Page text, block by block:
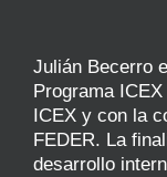
Julián Becerro
Programa
ICEX y con la
FEDER. La
desarrollo